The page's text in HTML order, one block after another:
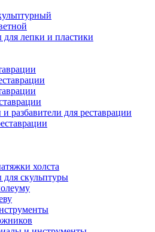
лепки и пластики
разбавители для реставрации
холста
скульптуры